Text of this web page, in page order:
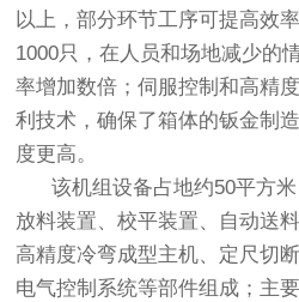
以上，部分环节工序可提高效
1000只，在人员和场地减少的
率增加数倍；伺服控制和高精
利技术，确保了箱体的钣金制
度更高。
该机组设备占地约50平方米
放料装置、校平装置、自动送
高精度冷弯成型主机、定尺切
电气控制系统等部件组成；主